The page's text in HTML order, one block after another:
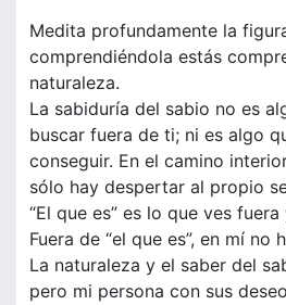
Medita profundamente la
comprendiéndola estás
naturaleza.
La sabiduría del sabio no es
buscar fuera de ti; ni es algo
conseguir. En el camino
sólo hay despertar al propio
“El que es” es lo que ves
Fuera de “el que es”, en mí no
La naturaleza y el saber del
pero mi persona con sus